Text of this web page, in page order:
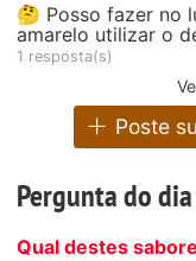
🤔 Posso fazer no
amarelo utilizar o
1 resposta(s)
Poste
Pergunta do dia
Qual destes